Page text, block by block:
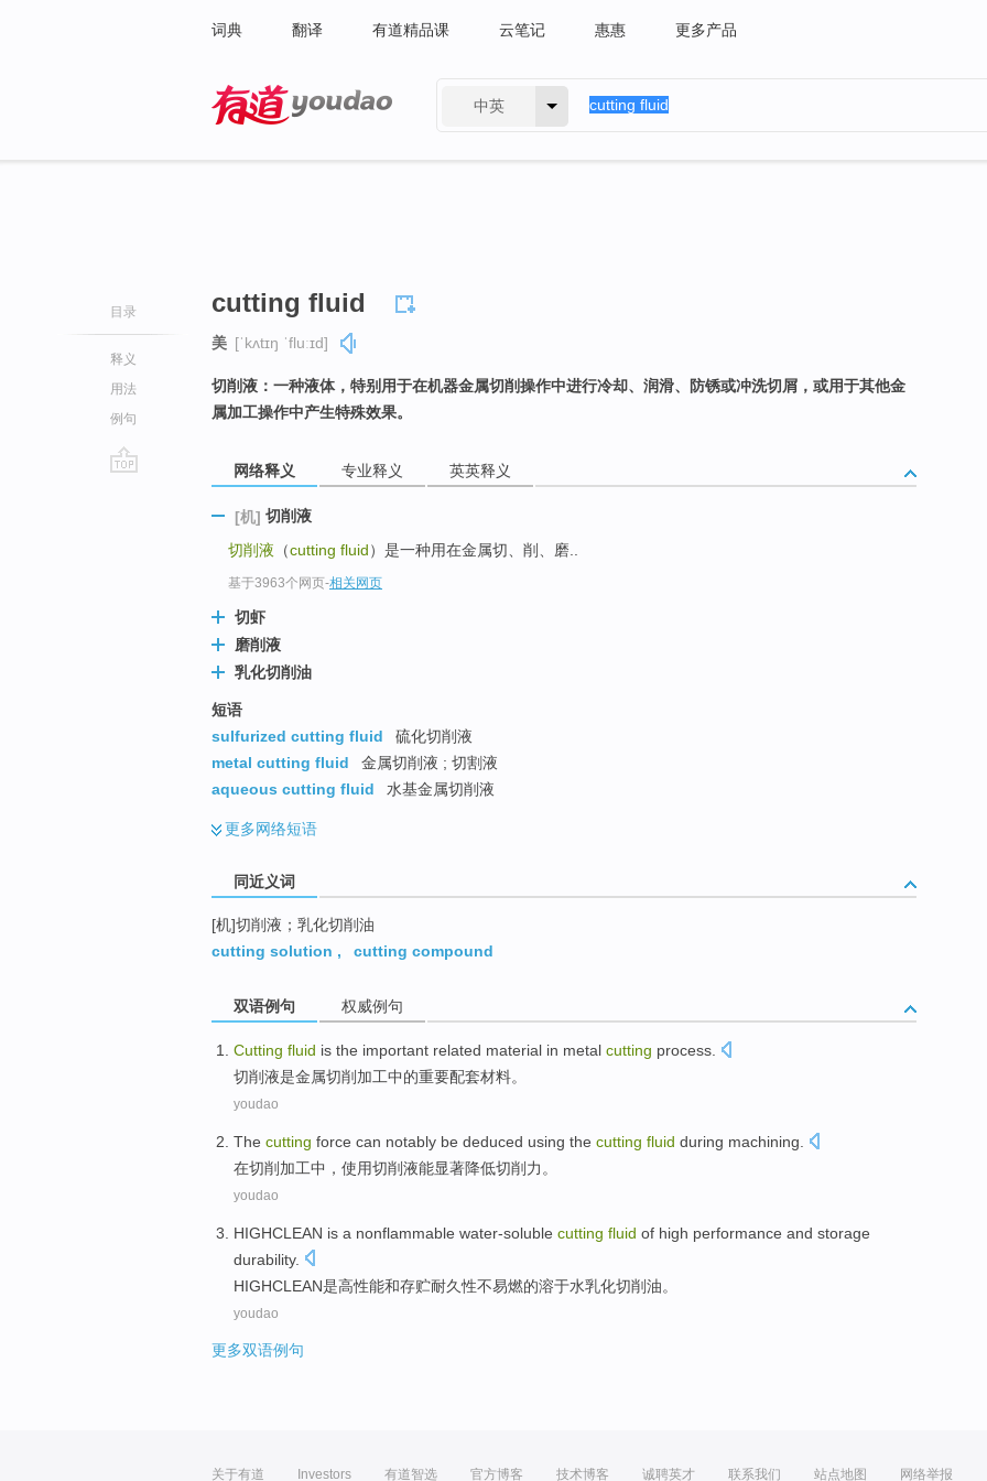
词典 翻译 有道精品课 云笔记 惠惠 更多产品
中英
目录
释义
用法
例句
cutting fluid
美 [ˈkʌtɪŋ ˈfluːɪd]
切削液：一种液体，特别用于在机器金属切削操作中进行冷却、润滑、防锈或冲洗切屑，或用于其他金
属加工操作中产生特殊效果。
网络释义 专业释义 英英释义
[机] 切削液
切削液 （cutting fluid）是一种用在金属切、削、磨..
基于3963个网页-相关网页
切虾
磨削液
乳化切削油
短语
sulfurized cutting fluid
硫化切削液
metal cutting fluid
金属切削液 ; 切割液
aqueous cutting fluid
水基金属切削液
更多网络短语
同近义词
[机]切削液；乳化切削油
cutting solution , cutting compound
双语例句 权威例句
Cutting fluid is the important related material in metal cutting process
切削液是金属切削 加工中的重要配套材料。
youdao
The cutting force can notably be deduced using the cutting fluid during machining
在切削 加工中 ， 使用切削液能显著降低切削 力 。
youdao
HIGHCLEAN is a nonflammable water-soluble cutting fluid of high performance and storage
durability.
HIGHCLEAN是高性能和存贮耐久性不易燃的溶于水乳化切削油。
youdao
更多双语例句
关于有道 Investors 有道智选 官方博客 技术博客 诚聘英才 联系我们 站点地图 网络举报